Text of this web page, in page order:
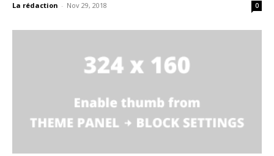
La rédaction - Nov 29, 2018 0